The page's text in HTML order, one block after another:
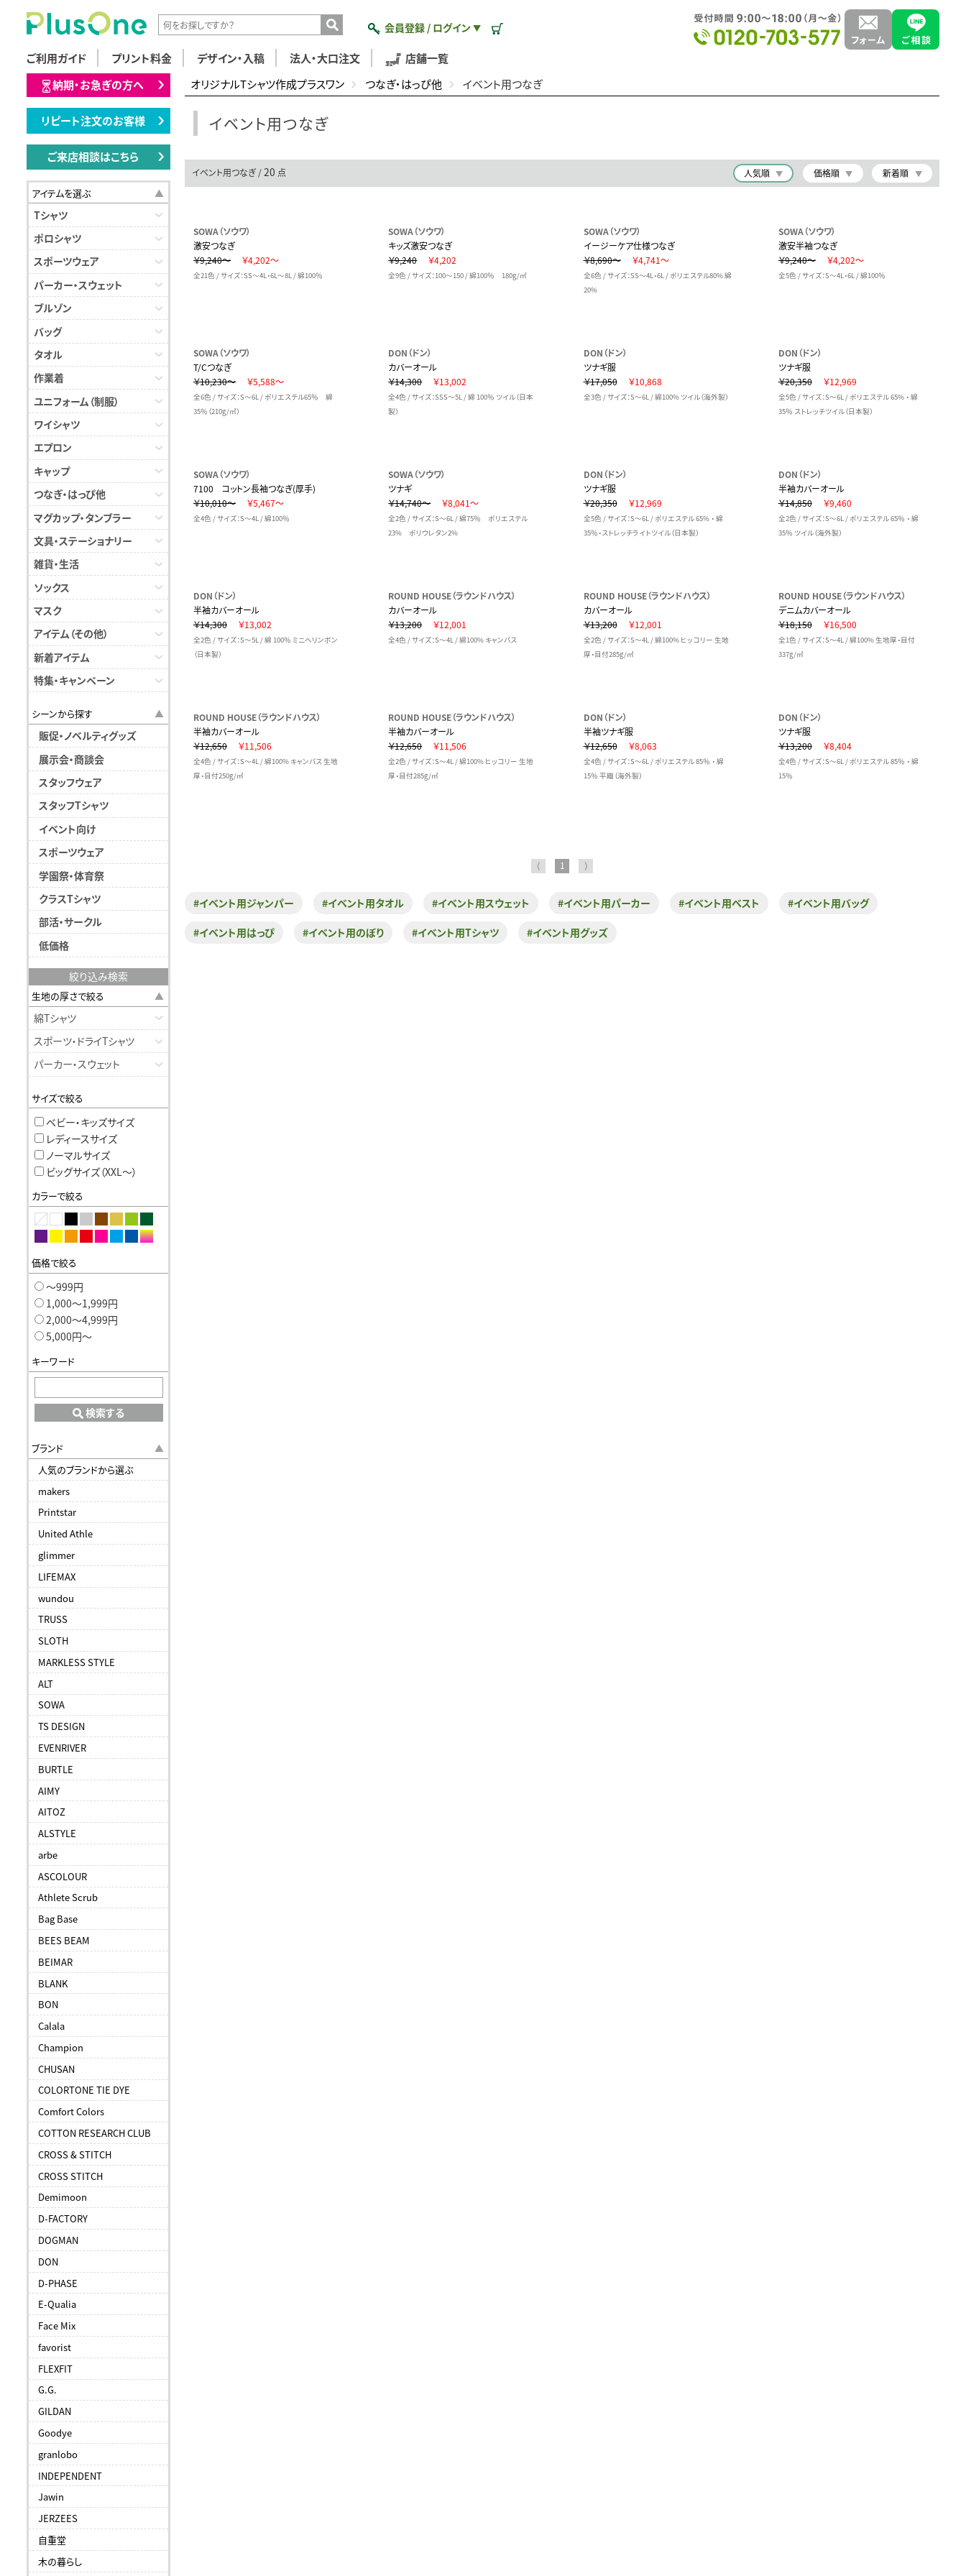
会員登録 / ログイン ▼
ご利用ガイド プリント料金 デザイン・入稿 法人・大口注文
店舗一覧
納期・お急ぎの方へ
リピート注文のお客様
ご来店相談はこちら
アイテムを選ぶ
Tシャツ
ポロシャツ
スポーツウェア
パーカー・スウェット
ブルゾン
バッグ
タオル
作業着
ユニフォーム（制服）
ワイシャツ
エプロン
キャップ
つなぎ・はっぴ他
マグカップ・タンブラー
文具・ステーショナリー
雑貨・生活
ソックス
マスク
アイテム（その他）
新着アイテム
特集・キャンペーン
シーンから探す
販促・ノベルティグッズ
展示会・商談会
スタッフウェア
スタッフTシャツ
イベント向け
スポーツウェア
学園祭・体育祭
クラスTシャツ
部活・サークル
低価格
絞り込み検索
生地の厚さで絞る
綿Tシャツ
スポーツ・ドライTシャツ
パーカー・スウェット
サイズで絞る
ベビー・キッズサイズ
レディースサイズ
ノーマルサイズ
ビッグサイズ（XXL〜）
カラーで絞る
価格で絞る
〜999円
1,000〜1,999円
2,000〜4,999円
5,000円〜
キーワード
検索する
ブランド
人気のブランドから選ぶ
makers
Printstar
United Athle
glimmer
LIFEMAX
wundou
TRUSS
SLOTH
MARKLESS STYLE
ALT
SOWA
TS DESIGN
EVENRIVER
BURTLE
AIMY
AITOZ
ALSTYLE
arbe
ASCOLOUR
Athlete Scrub
Bag Base
BEES BEAM
BEIMAR
BLANK
BON
Calala
Champion
CHUSAN
COLORTONE TIE DYE
Comfort Colors
COTTON RESEARCH CLUB
CROSS & STITCH
CROSS STITCH
Demimoon
D-FACTORY
DOGMAN
DON
D-PHASE
E-Qualia
Face Mix
favorist
FLEXFIT
G.G.
GILDAN
Goodye
granlobo
INDEPENDENT
Jawin
JERZEES
自重堂
木の暮らし
オリジナルTシャツ作成プラスワン つなぎ・はっぴ他 イベント用つなぎ
イベント用つなぎ
イベント用つなぎ /20 点 人気順 価格順 新着順
SOWA（ソウワ）
激安つなぎ
￥9,240～
￥4,202～
全21色 / サイズ：SS～4L・6L～8L / 綿100％
SOWA（ソウワ）
キッズ激安つなぎ
￥9,240
￥4,202
全9色 / サイズ：100～150 / 綿100％ 180g/㎡
SOWA（ソウワ）
イージーケア仕様つなぎ
￥8,690～
￥4,741～
全6色 / サイズ：SS～4L・6L / ポリエステル80% 綿
20%
SOWA（ソウワ）
激安半袖つなぎ
￥9,240～
￥4,202～
全5色 / サイズ：S～4L・6L / 綿100％
SOWA（ソウワ）
T/Cつなぎ
￥10,230～
￥5,588～
全6色 / サイズ：S～6L / ポリエステル65％ 綿
35％（210g/㎡）
DON（ドン）
カバーオール
￥14,300
￥13,002
全4色 / サイズ：SSS～5L / 綿 100％ ツイル（日本
製）
DON（ドン）
ツナギ服
￥17,050
￥10,868
全3色 / サイズ：S～6L / 綿100% ツイル（海外製）
DON（ドン）
ツナギ服
￥20,350
￥12,969
全5色 / サイズ：S～6L / ポリエステル 65% ・ 綿
35％ ストレッチツイル（日本製）
SOWA（ソウワ）
7100 コットン長袖つなぎ(厚手)
￥10,010～
￥5,467～
全4色 / サイズ：S～4L / 綿100％
SOWA（ソウワ）
ツナギ
￥14,740～
￥8,041～
全2色 / サイズ：S～6L / 綿75％ ポリエステル
23% ポリウレタン2%
DON（ドン）
ツナギ服
￥20,350
￥12,969
全5色 / サイズ：S～6L / ポリエステル 65% ・ 綿
35％・ストレッチライトツイル（日本製）
DON（ドン）
半袖カバーオール
￥14,850
￥9,460
全2色 / サイズ：S～6L / ポリエステル 65％ ・ 綿
35％ ツイル（海外製）
DON（ドン）
半袖カバーオール
￥14,300
￥13,002
全2色 / サイズ：S～5L / 綿 100％ ミニヘリンボン
（日本製）
ROUND HOUSE（ラウンドハウス）
カバーオール
￥13,200
￥12,001
全4色 / サイズ：S～4L / 綿100% キャンバス
ROUND HOUSE（ラウンドハウス）
カバーオール
￥13,200
￥12,001
全2色 / サイズ：S～4L / 綿100% ヒッコリー 生地
厚・目付285g/㎡
ROUND HOUSE（ラウンドハウス）
デニムカバーオール
￥18,150
￥16,500
全1色 / サイズ：S～4L / 綿100% 生地厚・目付
337g/㎡
ROUND HOUSE（ラウンドハウス）
半袖カバーオール
￥12,650
￥11,506
全4色 / サイズ：S～4L / 綿100% キャンバス 生地
厚・目付250g/㎡
ROUND HOUSE（ラウンドハウス）
半袖カバーオール
￥12,650
￥11,506
全2色 / サイズ：S～4L / 綿100% ヒッコリー 生地
厚・目付285g/㎡
DON（ドン）
半袖ツナギ服
￥12,650
￥8,063
全4色 / サイズ：S～6L / ポリエステル 85％ ・ 綿
15％ 平織（海外製）
DON（ドン）
ツナギ服
￥13,200
￥8,404
全4色 / サイズ：S～6L / ポリエステル 85％ ・ 綿
15％
⟨ 1 ⟩
#イベント用ジャンパー #イベント用タオル #イベント用スウェット #イベント用パーカー #イベント用ベスト #イベント用バッグ
#イベント用はっぴ #イベント用のぼり #イベント用Tシャツ #イベント用グッズ